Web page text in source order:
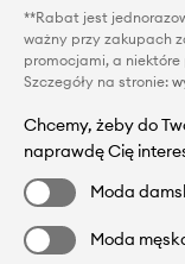
**Rabat jest
ważny przy zakupach
promocjami, a
Szczegóły na stronie:
Chcemy, żeby do
naprawdę Cię
Moda
Moda